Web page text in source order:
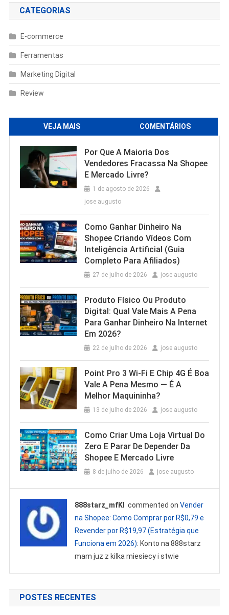
CATEGORIAS
E-commerce
Ferramentas
Marketing Digital
Review
VEJA MAIS COMENTÁRIOS
Por Que A Maioria Dos
Vendedores Fracassa Na Shopee
E Mercado Livre?
1 de agosto de 2026
jose augusto
Como Ganhar Dinheiro Na
Shopee Criando Vídeos Com
Inteligência Artificial (Guia
Completo Para Afiliados)
27 de julho de 2026 jose augusto
Produto Físico Ou Produto
Digital: Qual Vale Mais A Pena
Para Ganhar Dinheiro Na Internet
Em 2026?
22 de julho de 2026 jose augusto
Point Pro 3 Wi‑Fi E Chip 4G É Boa
Vale A Pena Mesmo — É A
Melhor Maquininha?
13 de julho de 2026 jose augusto
Como Criar Uma Loja Virtual Do
Zero E Parar De Depender Da
Shopee E Mercado Livre
8 de julho de 2026 jose augusto
888starz_mfKl commented onVender
na Shopee: Como Comprar por R$0,79 e
Revender por R$19,97 (Estratégia que
Funciona em 2026): Konto na 888starz
mam juz z kilka miesiecy i stwie
POSTES RECENTES